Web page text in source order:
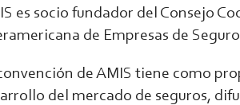
es socio fundador del Consejo
de Empresas de
de AMIS tiene como
del mercado de seguros,